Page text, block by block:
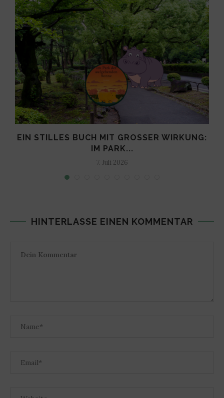
EIN STILLES BUCH MIT GROSSER WIRKUNG: I
M PARK...
7. Juli 2026
HINTERLASSE EINEN KOMMENTAR